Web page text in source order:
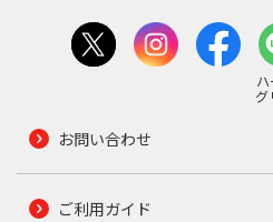
グ
お問い合わせ
ご利用ガイド